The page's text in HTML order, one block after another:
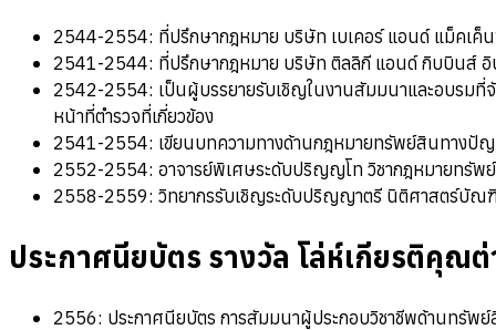
2544-2554: ที่ปรึกษากฎหมาย บริษัท เบเคอร์ แอนด์ แม็คเค็
2541-2544: ที่ปรึกษากฎหมาย บริษัท ติลลิกี แอนด์ กิบบินส์ อิ
2542-2554: เป็นผู้บรรยายรับเชิญในงานสัมมนาและอบรมที่จั
หน้าที่ตำรวจที่เกี่ยวข้อง
2541-2554: เขียนบทความทางด้านกฎหมายทรัพย์สินทางปัญ
2552-2554: อาจารย์พิเศษระดับปริญญโท วิชากฎหมายทรั
2558-2559: วิทยากรรับเชิญระดับปริญญาตรี นิติศาสตร์บัณ
ประกาศนียบัตร รางวัล โล่ห์เกียรติคุณต่
2556: ประกาศนียบัตร การสัมมนาผู้ประกอบวิชาชีพด้านทรัพ